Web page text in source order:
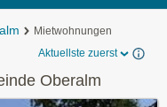
Mietwohnungen
Aktuellste zuerst
Oberalm